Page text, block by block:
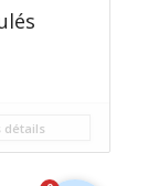
détails